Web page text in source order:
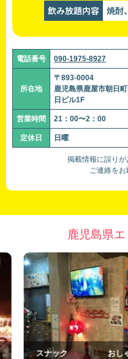
飲み放題内容 焼酎
電話番号 090-1975-8927
所在地
〒893-0004
鹿児島県鹿屋市朝日
日ビル1F
営業時間 21：00〜2：00
定休日 日曜
掲載情報に誤り
ご連絡をお
鹿児島県
ＣＲＥＡ